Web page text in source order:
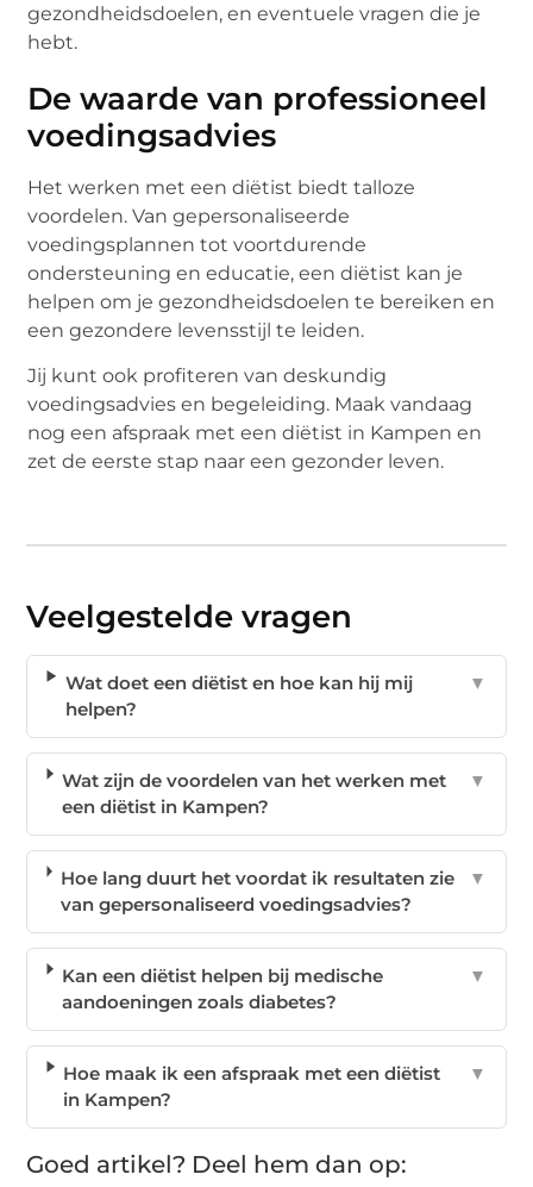
gezondheidsdoelen, en eventuele vragen die je
hebt.
De waarde van professioneel
voedingsadvies
Het werken met een diëtist biedt talloze
voordelen. Van gepersonaliseerde
voedingsplannen tot voortdurende
ondersteuning en educatie, een diëtist kan je
helpen om je gezondheidsdoelen te bereiken en
een gezondere levensstijl te leiden.
Jij kunt ook profiteren van deskundig
voedingsadvies en begeleiding. Maak vandaag
nog een afspraak met een diëtist in Kampen en
zet de eerste stap naar een gezonder leven.
Veelgestelde vragen
Wat doet een diëtist en hoe kan hij mij
helpen?
▼
Wat zijn de voordelen van het werken met
een diëtist in Kampen?
▼
Hoe lang duurt het voordat ik resultaten zie
van gepersonaliseerd voedingsadvies?
▼
Kan een diëtist helpen bij medische
aandoeningen zoals diabetes?
▼
Hoe maak ik een afspraak met een diëtist
in Kampen?
▼
Goed artikel? Deel hem dan op: